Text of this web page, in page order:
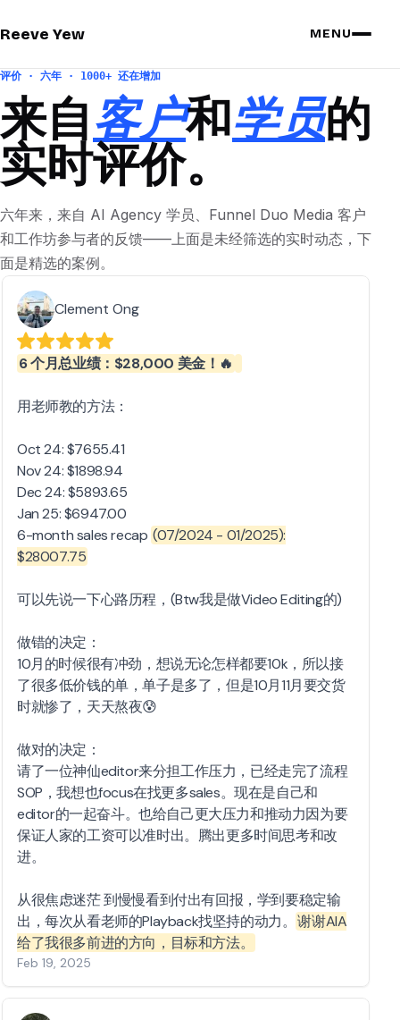
Reeve Yew MENU
评价 · 六年 · 1000+ 还在增加
来自客户和学员的
实时评价。
六年来，来自 AI Agency 学员、Funnel Duo Media 客户
和工作坊参与者的反馈——上面是未经筛选的实时动态，下
面是精选的案例。